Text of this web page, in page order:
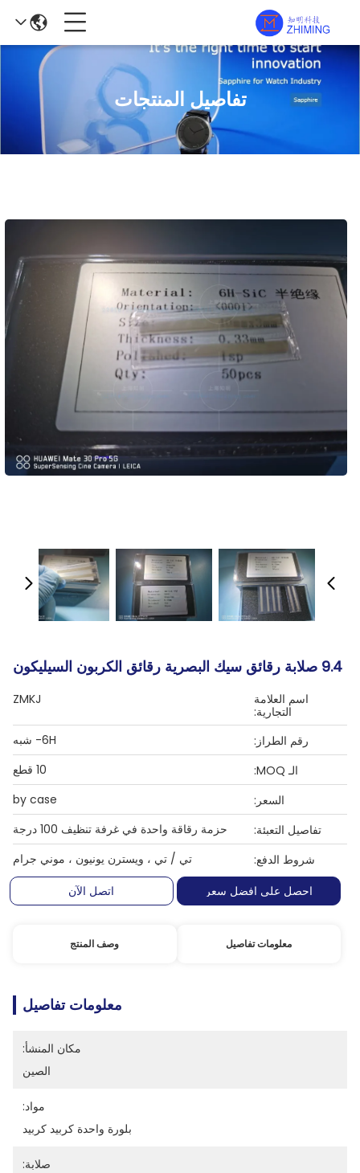
تفاصيل المنتجات
9.4 صلابة رقائق سيك البصرية رقائق الكربون السيليكون
اسم العلامة
التجارية:
ZMKJ
رقم الطراز:
6H- شبه
الـ MOQ:
10 قطع
السعر:
by case
تفاصيل التعبئة:
حزمة رقاقة واحدة في غرفة تنظيف 100 درجة
شروط الدفع:
تي / تي ، ويسترن يونيون ، موني جرام
احصل على افضل سعر
اتصل الآن
معلومات تفاصيل وصف المنتج
معلومات تفاصيل
مكان المنشأ:
الصين
مواد:
بلورة واحدة كربيد كربيد
صلابة: